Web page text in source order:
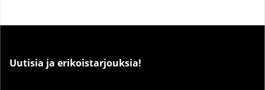
Uutisia ja erikoistarjouksia!